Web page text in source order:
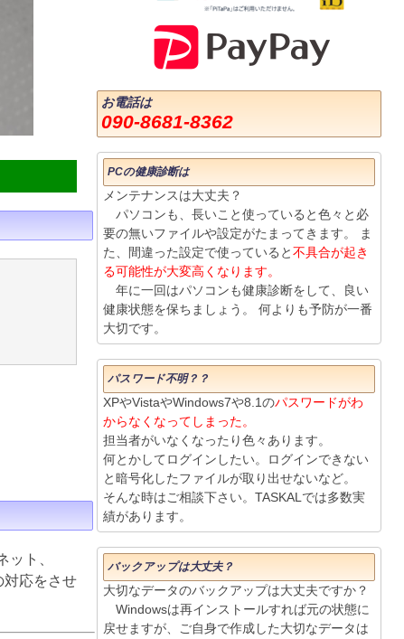
ト、
対応をさせ
お電話は
090-8681-8362
PCの健康診断は
メンテナンスは大丈夫？
パソコンも、長いこと使っていると色々と必
要の無いファイルや設定がたまってきます。 ま
た、間違った設定で使っていると不具合が起き
る可能性が大変高くなります。
年に一回はパソコンも健康診断をして、良い
健康状態を保ちましょう。 何よりも予防が一番
大切です。
パスワード不明？？
XPやVistaやWindows7や8.1のパスワードがわ
からなくなってしまった。
担当者がいなくなったり色々あります。
何とかしてログインしたい。ログインできない
と暗号化したファイルが取り出せないなど。
そんな時はご相談下さい。TASKALでは多数実
績があります。
バックアップは大丈夫？
大切なデータのバックアップは大丈夫ですか？
Windowsは再インストールすれば元の状態に
戻せますが、ご自身で作成した大切なデータは